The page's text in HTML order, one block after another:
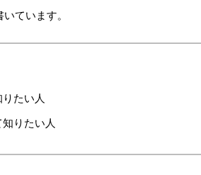
ています。
たい人
りたい人